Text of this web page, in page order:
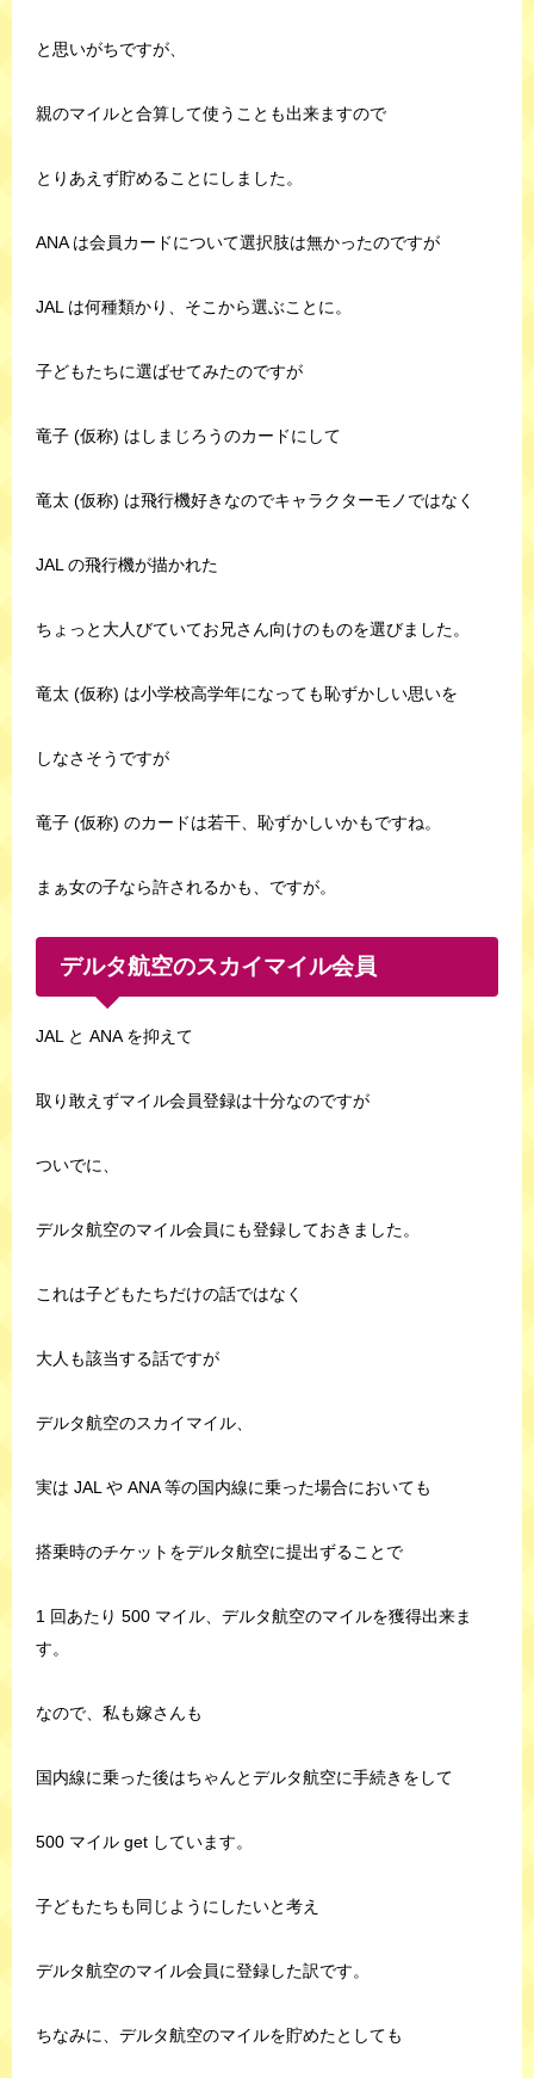
と思いがちですが、
親のマイルと合算して使うことも出来ますので
とりあえず貯めることにしました。
ANA は会員カードについて選択肢は無かったのですが
JAL は何種類かり、そこから選ぶことに。
子どもたちに選ばせてみたのですが
竜子 (仮称) はしまじろうのカードにして
竜太 (仮称) は飛行機好きなのでキャラクターモノではなく
JAL の飛行機が描かれた
ちょっと大人びていてお兄さん向けのものを選びました。
竜太 (仮称) は小学校高学年になっても恥ずかしい思いを
しなさそうですが
竜子 (仮称) のカードは若干、恥ずかしいかもですね。
まぁ女の子なら許されるかも、ですが。
デルタ航空のスカイマイル会員
JAL と ANA を抑えて
取り敢えずマイル会員登録は十分なのですが
ついでに、
デルタ航空のマイル会員にも登録しておきました。
これは子どもたちだけの話ではなく
大人も該当する話ですが
デルタ航空のスカイマイル、
実は JAL や ANA 等の国内線に乗った場合においても
搭乗時のチケットをデルタ航空に提出ずることで
1 回あたり 500 マイル、デルタ航空のマイルを獲得出来ま
す。
なので、私も嫁さんも
国内線に乗った後はちゃんとデルタ航空に手続きをして
500 マイル get しています。
子どもたちも同じようにしたいと考え
デルタ航空のマイル会員に登録した訳です。
ちなみに、デルタ航空のマイルを貯めたとしても